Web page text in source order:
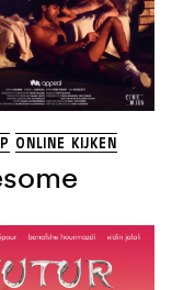
ONLINE KIJKEN